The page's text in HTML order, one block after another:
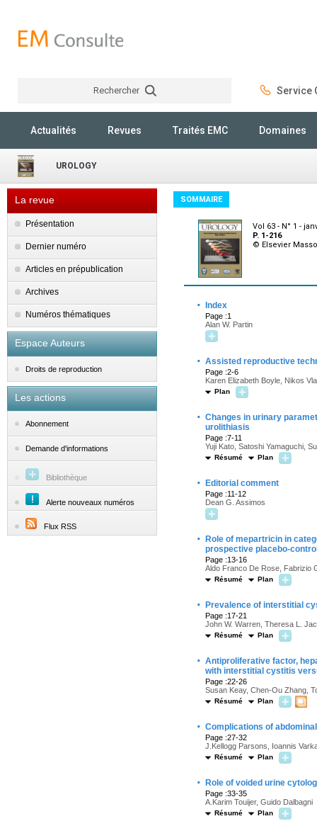
Rechercher Service
Actualités Revues Traités EMC Domaines
UROLOGY
La revue
Présentation
Dernier numéro
Articles en prépublication
Archives
Numéros thématiques
Espace Auteurs
Droits de reproduction
Les actions
Abonnement
Demande d'informations
Bibliothèque
Alerte nouveaux numéros
Flux RSS
SOMMAIRE
Vol 63 - N° 1 -
P. 1-216
© Elsevier
· Index
Page :1
Alan W. Partin
· Assisted reproductive
Page :2-6
Karen Elizabeth Boyle, Nikos
Plan
· Changes in urinary
urolithiasis
Page :7-11
Yuji Kato, Satoshi Yamaguchi,
Résumé Plan
· Editorial comment
Page :11-12
Dean G. Assimos
·
Role of mepartricin in
prospective placebo-
Page :13-16
Aldo Franco De Rose, Fabrizio
Résumé Plan
· Prevalence of interstitial
Page :17-21
John W. Warren, Theresa L.
Résumé Plan
· Antiproliferative factor,
with interstitial cystitis
Page :22-26
Susan Keay, Chen-Ou Zhang,
Résumé Plan
· Complications of
Page :27-32
J.Kellogg Parsons, Ioannis
Résumé Plan
· Role of voided urine
Page :33-35
A.Karim Touijer, Guido Dalbagni
Résumé Plan